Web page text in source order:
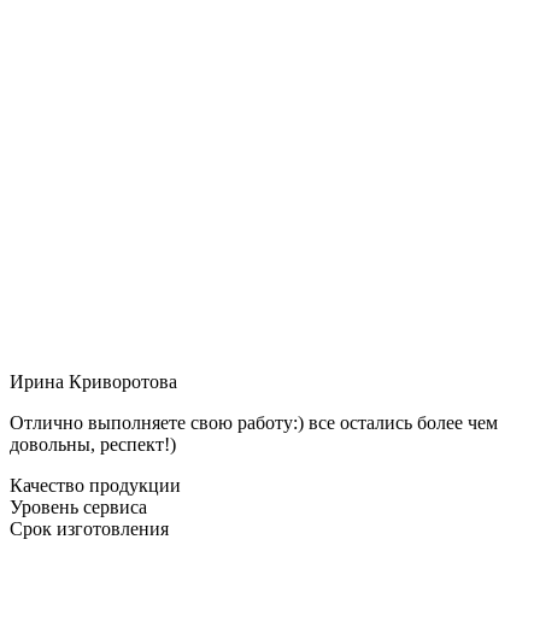
Ирина Криворотова
Отлично выполняете свою работу:) все остались более чем
довольны, респект!)
Качество продукции
Уровень сервиса
Срок изготовления